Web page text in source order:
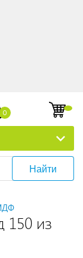
0
Найти
150 из